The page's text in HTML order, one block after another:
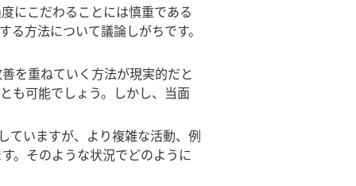
にこだわることには慎重である
方法について議論しがちです。
を重ねていく方法が現実的だと
も可能でしょう。しかし、当面
ていますが、より複雑な活動、例
。そのような状況でどのように